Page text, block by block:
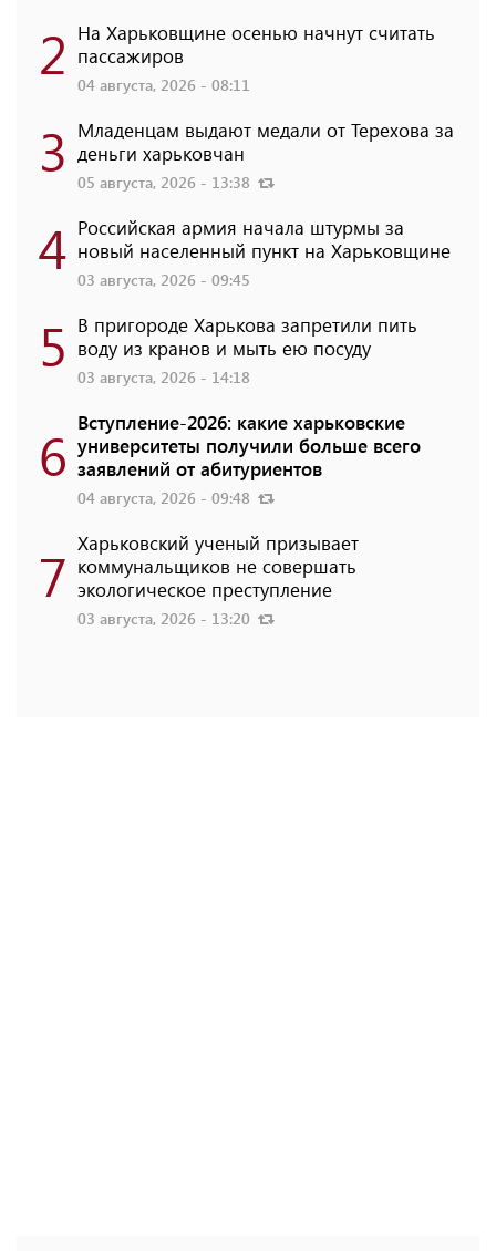
2 На Харьковщине осенью начнут считать
пассажиров
04 августа, 2026 - 08:11
3 Младенцам выдают медали от Терехова за
деньги харьковчан
05 августа, 2026 - 13:38
4 Российская армия начала штурмы за
новый населенный пункт на Харьковщине
03 августа, 2026 - 09:45
5 В пригороде Харькова запретили пить
воду из кранов и мыть ею посуду
03 августа, 2026 - 14:18
6 Вступление-2026: какие харьковские
университеты получили больше всего
заявлений от абитуриентов
04 августа, 2026 - 09:48
7 Харьковский ученый призывает
коммунальщиков не совершать
экологическое преступление
03 августа, 2026 - 13:20